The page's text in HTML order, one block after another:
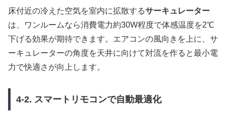
床付近の冷えた空気を室内に拡散するサーキュレーター
は、ワンルームなら消費電力約30W程度で体感温度を2℃
下げる効果が期待できます。エアコンの風向きを上に、サ
ーキュレーターの角度を天井に向けて対流を作ると最小電
力で快適さが向上します。
4-2. スマートリモコンで自動最適化